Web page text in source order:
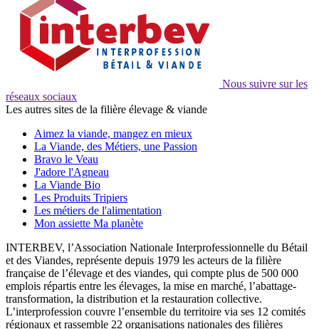
Nous suivre sur les
réseaux sociaux
Les autres sites de la filière élevage & viande
Aimez la viande, mangez en mieux
La Viande, des Métiers, une Passion
Bravo le Veau
J'adore l'Agneau
La Viande Bio
Les Produits Tripiers
Les métiers de l'alimentation
Mon assiette Ma planète
INTERBEV, l’Association Nationale Interprofessionnelle du Bétail
et des Viandes, représente depuis 1979 les acteurs de la filière
française de l’élevage et des viandes, qui compte plus de 500 000
emplois répartis entre les élevages, la mise en marché, l’abattage-
transformation, la distribution et la restauration collective.
L’interprofession couvre l’ensemble du territoire via ses 12 comités
régionaux et rassemble 22 organisations nationales des filières